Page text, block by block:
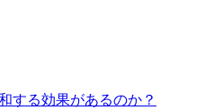
する効果があるのか？